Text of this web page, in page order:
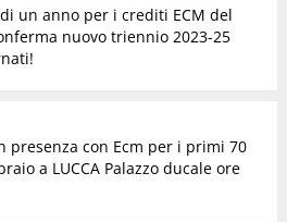
un anno per i crediti ECM del
nuovo triennio 2023-25
presenza con Ecm per i primi 70
a LUCCA Palazzo ducale ore